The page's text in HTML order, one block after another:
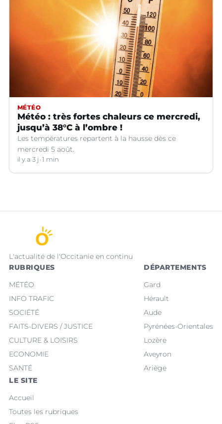
MÉTÉO
Météo : très fortes chaleurs ce mercredi,
jusqu’à 38°C à l’ombre !
Les températures repartent à la hausse dès ce
mercredi 5 août.
il y a 3 j 1 min
L'actualité de l'Occitanie en continu
RUBRIQUES
MÉTÉO
INFO TRAFIC
SOCIÉTÉ
FAITS-DIVERS / JUSTICE
CULTURE & LOISIRS
ECONOMIE
SANTÉ
DÉPARTEMENTS
Gard
Hérault
Aude
Pyrénées-Orientales
Lozère
Aveyron
Ariège
LE SITE
Accueil
Toutes les rubriques